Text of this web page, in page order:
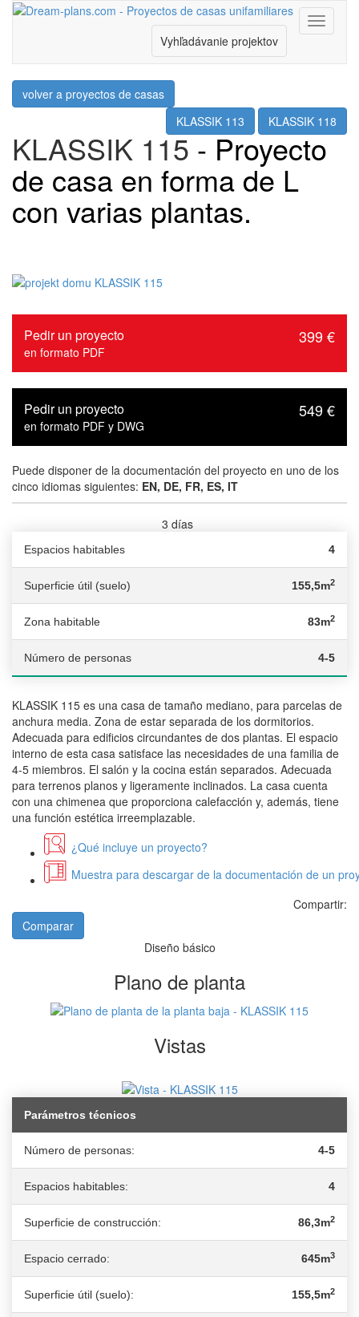
Menu
Vyhľadávanie projektov
volver a proyectos de casas
KLASSIK 113
KLASSIK 118
KLASSIK 115- Proyecto
de casa en forma de L
con varias plantas.
Pedir un proyecto
en formato PDF
399 €
Pedir un proyecto
en formato PDF y DWG
549 €
Puede disponer de la documentación del proyecto en uno de los
cinco idiomas siguientes: EN, DE, FR, ES, IT
3 días
Espacios habitables 4
Superficie útil (suelo) 155,5m2
Zona habitable 83m2
Número de personas 4-5
KLASSIK 115 es una casa de tamaño mediano, para parcelas de
anchura media. Zona de estar separada de los dormitorios.
Adecuada para edificios circundantes de dos plantas. El espacio
interno de esta casa satisface las necesidades de una familia de
4-5 miembros. El salón y la cocina están separados. Adecuada
para terrenos planos y ligeramente inclinados. La casa cuenta
con una chimenea que proporciona calefacción y, además, tiene
una función estética irreemplazable.
¿Qué incluye un proyecto?
Muestra para descargar de la documentación de un
Compartir:
Comparar
Diseño básico
Plano de planta
Vistas
Parámetros técnicos
Número de personas: 4-5
Espacios habitables: 4
Superficie de construcción: 86,3m2
Espacio cerrado: 645m3
Superficie útil (suelo): 155,5m2